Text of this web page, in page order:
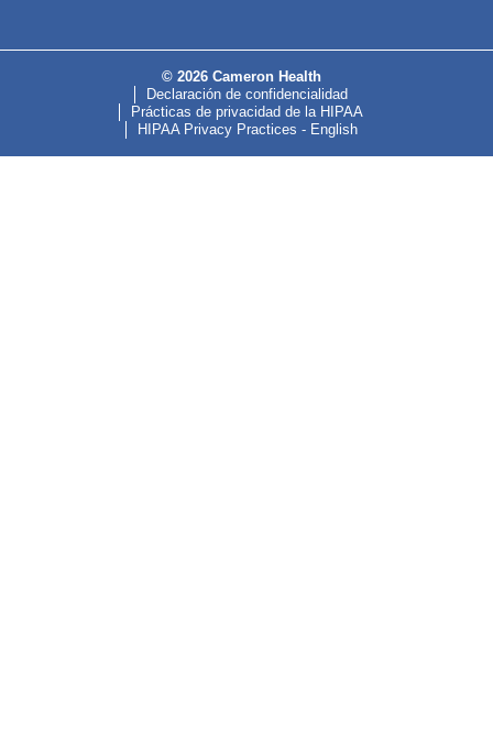
© 2026 Cameron Health
Declaración de confidencialidad
Prácticas de privacidad de la HIPAA
HIPAA Privacy Practices - English